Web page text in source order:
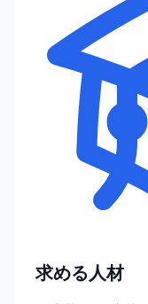
求める人材